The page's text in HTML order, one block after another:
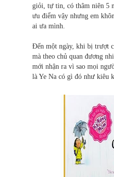
giỏi, tự tin, có thâm niên 5
ưu điểm vậy nhưng em
ai ưa mình.
Đến một ngày, khi bị trượt
mà theo chủ quan đương
mới nhận ra vì sao mọi
là Ye Na có gì đó như kiêu